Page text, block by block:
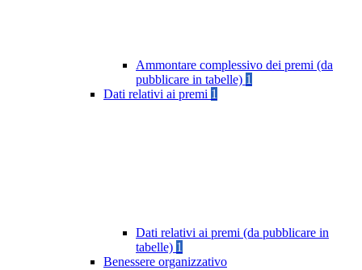
Ammontare complessivo dei premi (da
pubblicare in tabelle) 1
Dati relativi ai premi 1
Dati relativi ai premi (da pubblicare in
tabelle) 1
Benessere organizzativo